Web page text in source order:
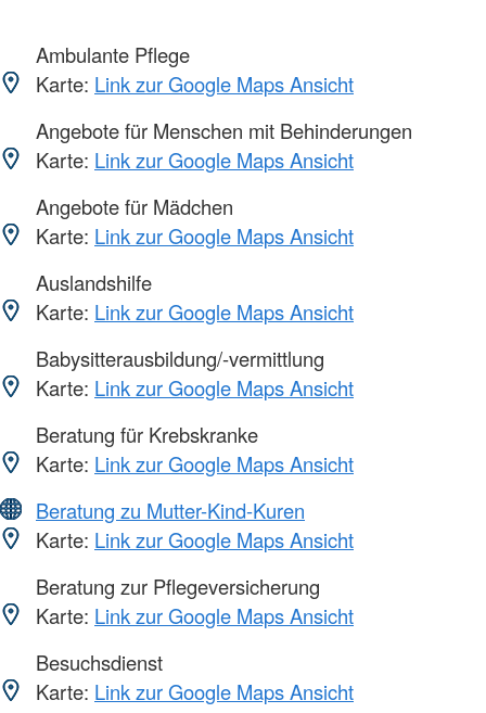
Ambulante Pflege
Karte: Link zur Google Maps Ansicht
Angebote für Menschen mit Behinderungen
Karte: Link zur Google Maps Ansicht
Angebote für Mädchen
Karte: Link zur Google Maps Ansicht
Auslandshilfe
Karte: Link zur Google Maps Ansicht
Babysitterausbildung/-vermittlung
Karte: Link zur Google Maps Ansicht
Beratung für Krebskranke
Karte: Link zur Google Maps Ansicht
Beratung zu Mutter-Kind-Kuren
Karte: Link zur Google Maps Ansicht
Beratung zur Pflegeversicherung
Karte: Link zur Google Maps Ansicht
Besuchsdienst
Karte: Link zur Google Maps Ansicht